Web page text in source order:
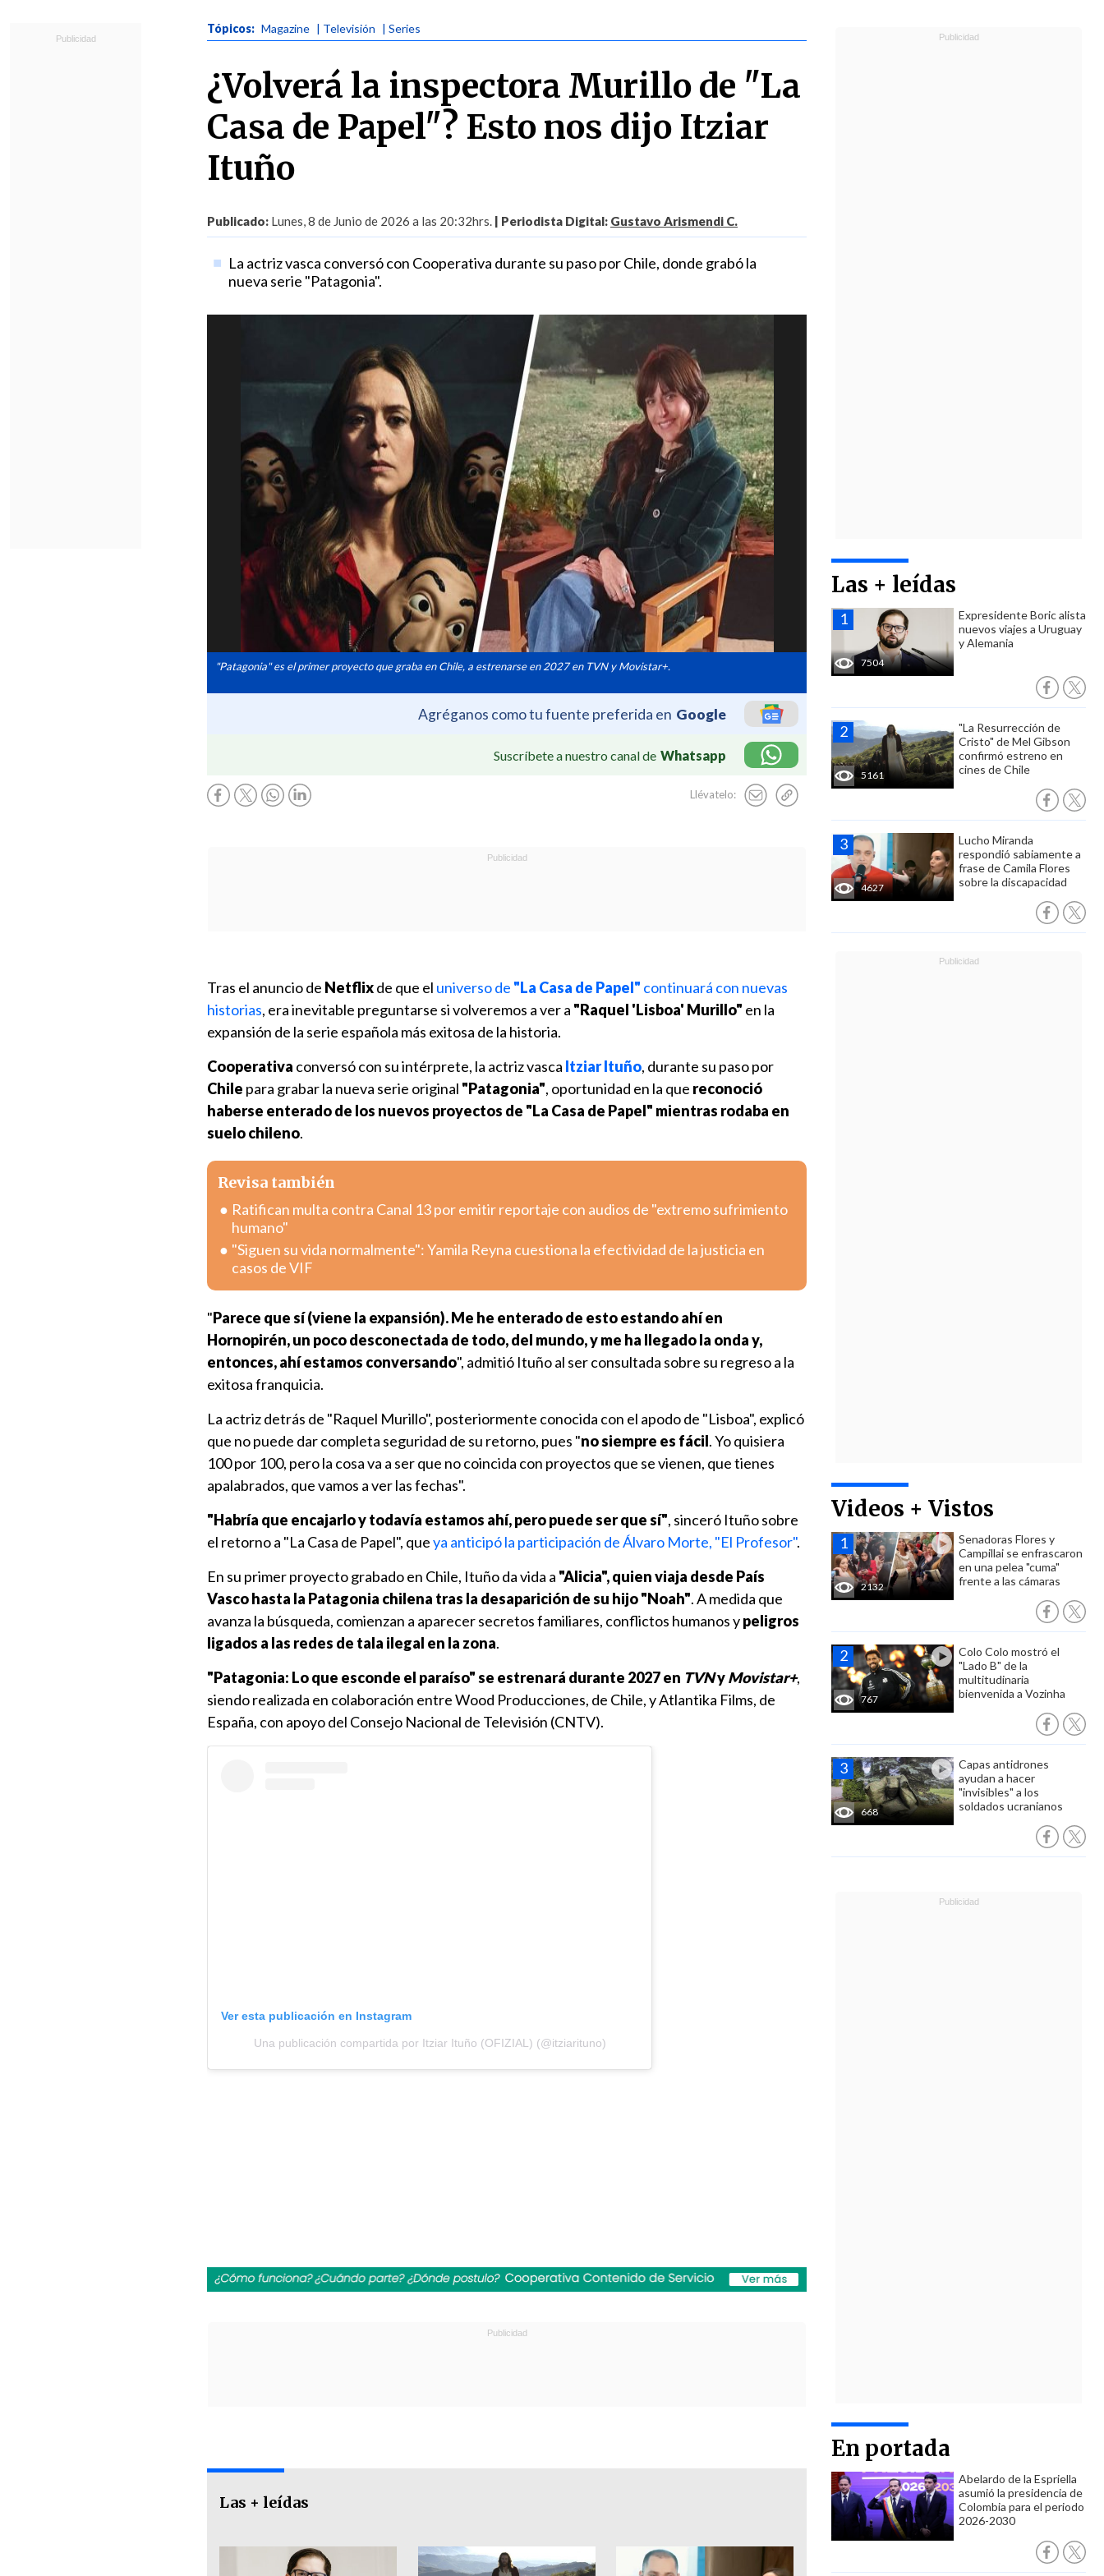
Tópicos: Magazine | Televisión | Series
¿Volverá la inspectora Murillo de "La
Casa de Papel"? Esto nos dijo Itziar
Ituño
Publicado: Lunes, 8 de Junio de 2026 a las 20:32hrs. | Periodista Digital: Gustavo Arismendi C.
La actriz vasca conversó con Cooperativa durante su paso por Chile, donde grabó la
nueva serie "Patagonia".
"Patagonia" es el primer proyecto que graba en Chile, a estrenarse en 2027 en TVN y Movistar+.
Agréganos como tu fuente preferida en Google
Suscríbete a nuestro canal de Whatsapp
Llévatelo:
Las + leídas
7504
Expresidente Boric alista
nuevos viajes a Uruguay
y Alemania
5161
"La Resurrección de
Cristo" de Mel Gibson
confirmó estreno en
cines de Chile
4627
Lucho Miranda
respondió sabiamente a
frase de Camila Flores
sobre la discapacidad
Videos + Vistos
2132
Senadoras Flores y
Campillai se enfrascaron
en una pelea "cuma"
frente a las cámaras
767
Colo Colo mostró el
"Lado B" de la
multitudinaria
bienvenida a Vozinha
668
Capas antidrones
ayudan a hacer
"invisibles" a los
soldados ucranianos
En portada
Abelardo de la Espriella
asumió la presidencia de
Colombia para el periodo
2026-2030
Tras el anuncio de Netflixde que el universo de "La Casa de Papel" continuará con nuevas
historias, era inevitable preguntarse si volveremos a ver a "Raquel 'Lisboa' Murillo" en la
expansión de la serie española más exitosa de la historia.
Cooperativa conversó con su intérprete, la actriz vasca Itziar Ituño, durante su paso por
Chile para grabar la nueva serie original "Patagonia", oportunidad en la que reconoció
haberse enterado de los nuevos proyectos de "La Casa de Papel" mientras rodaba en
suelo chileno.
Revisa también
Ratifican multa contra Canal 13 por emitir reportaje con audios de "extremo sufrimiento
humano"
"Siguen su vida normalmente": Yamila Reyna cuestiona la efectividad de la justicia en
casos de VIF
"Parece que sí (viene la expansión). Me he enterado de esto estando ahí en
Hornopirén, un poco desconectada de todo, del mundo, y me ha llegado la onda y,
entonces, ahí estamos conversando", admitió Ituño al ser consultada sobre su regreso a la
exitosa franquicia.
La actriz detrás de "Raquel Murillo", posteriormente conocida con el apodo de "Lisboa", explicó
que no puede dar completa seguridad de su retorno, pues "no siempre es fácil. Yo quisiera
100 por 100, pero la cosa va a ser que no coincida con proyectos que se vienen, que tienes
apalabrados, que vamos a ver las fechas".
"Habría que encajarlo y todavía estamos ahí, pero puede ser que sí", sinceró Ituño sobre
el retorno a "La Casa de Papel", queya anticipó la participación de Álvaro Morte, "El Profesor".
En su primer proyecto grabado en Chile, Ituño da vida a "Alicia", quien viaja desde País
Vasco hasta la Patagonia chilena tras la desaparición de su hijo "Noah". A medida que
avanza la búsqueda, comienzan a aparecer secretos familiares, conflictos humanos ypeligros
ligados a las redes de tala ilegal en la zona.
"Patagonia: Lo que esconde el paraíso" se estrenará durante 2027 en TVNyMovistar+,
siendo realizada en colaboración entre Wood Producciones, de Chile, y Atlantika Films, de
España, con apoyo del Consejo Nacional de Televisión (CNTV).
Ver esta publicación en Instagram
Una publicación compartida por Itziar Ituño (OFIZIAL) (@itziarituno)
Las + leídas